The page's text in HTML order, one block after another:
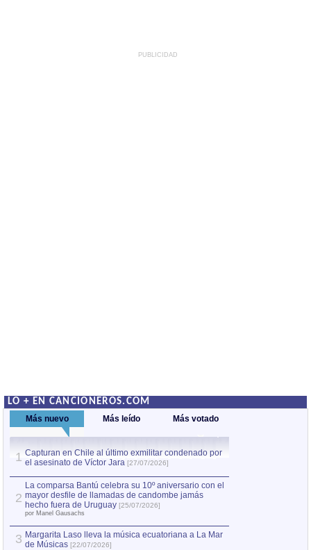
PUBLICIDAD
LO + EN CANCIONEROS.COM
Más nuevo Más leído Más votado
1 Capturan en Chile al último exmilitar condenado por
el asesinato de Víctor Jara [27/07/2026]
2
La comparsa Bantú celebra su 10º aniversario con el
mayor desfile de llamadas de candombe jamás
hecho fuera de Uruguay [25/07/2026]
por Manel Gausachs
3 Margarita Laso lleva la música ecuatoriana a La Mar
de Músicas [22/07/2026]